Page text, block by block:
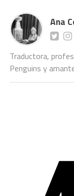
Ana
Traductora,
Penguins y